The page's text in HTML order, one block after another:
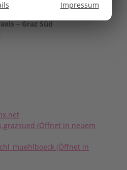
Impressum
– Graz Süd
(Öffnet in neuem
(Öffnet in